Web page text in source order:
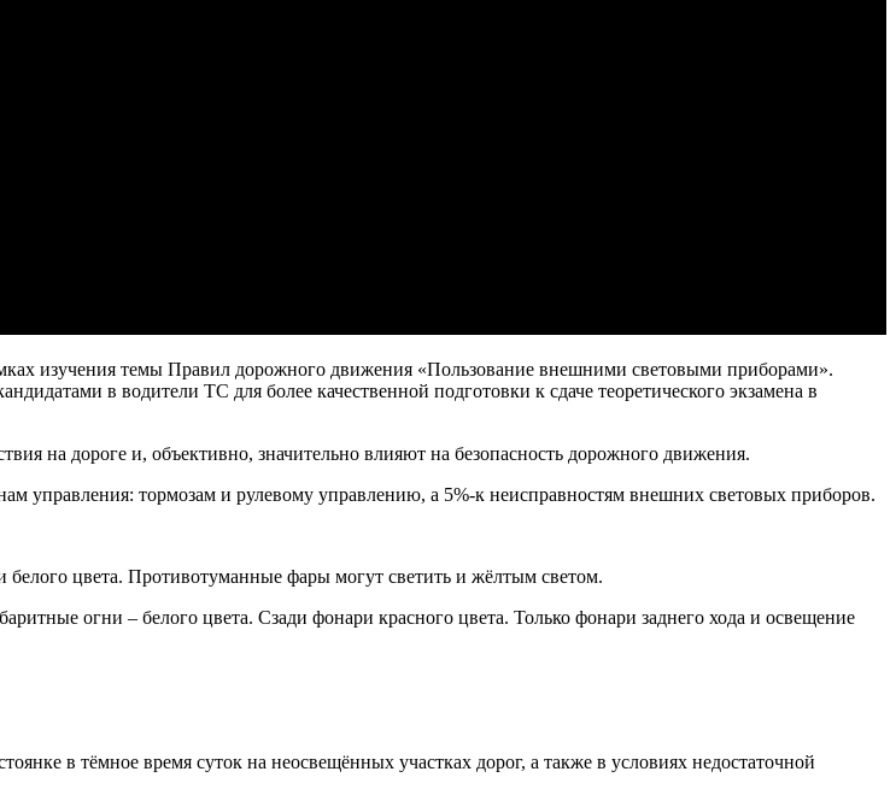
изучения темы Правил дорожного движения «Пользование внешними световыми приборами».
в водители ТС для более качественной подготовки к сдаче теоретического экзамена в
на дороге и, объективно, значительно влияют на безопасность дорожного движения.
управления: тормозам и рулевому управлению, а 5%-к неисправностям внешних световых приборов.
цвета. Противотуманные фары могут светить и жёлтым светом.
огни – белого цвета. Сзади фонари красного цвета. Только фонари заднего хода и освещение
в тёмное время суток на неосвещённых участках дорог, а также в условиях недостаточной